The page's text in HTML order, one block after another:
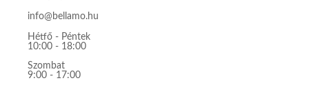
info@bellamo.hu
Hétfő - Péntek
10:00 - 18:00
Szombat
9:00 - 17:00